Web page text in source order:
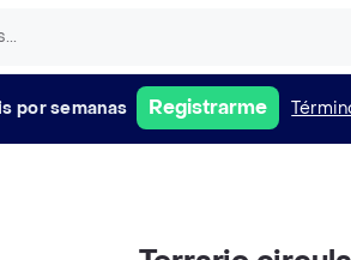
por semanas Registrarme